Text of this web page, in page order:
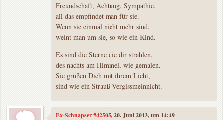
Freundschaft, Achtung, Sympathie,
all das empfindet man für sie.
Wenn sie einmal nicht mehr sind,
weint man um sie, so wie ein Kind.
Es sind die Sterne die dir strahlen,
des nachts am Himmel, wie gemalen.
Sie grüßen Dich mit ihrem Licht,
sind wie ein Strauß Vergissmeinnicht.
Ex-Schnapser #42505, 20. Juni 2013, um 14:49